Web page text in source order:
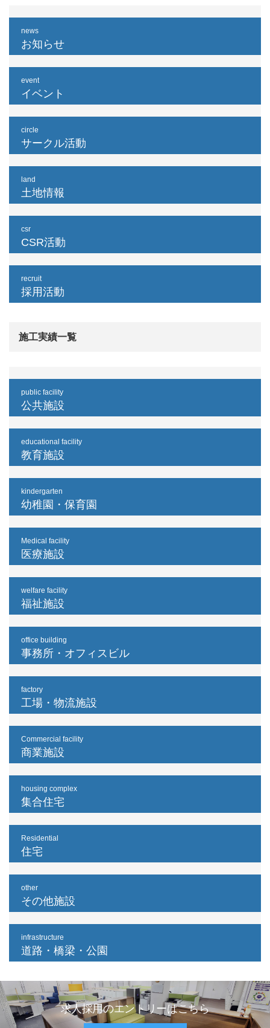
news
お知らせ
event
イベント
circle
サークル活動
land
土地情報
csr
CSR活動
recruit
採用活動
施工実績一覧
public facility
公共施設
educational facility
教育施設
kindergarten
幼稚園・保育園
Medical facility
医療施設
welfare facility
福祉施設
office building
事務所・オフィスビル
factory
工場・物流施設
Commercial facility
商業施設
housing complex
集合住宅
Residential
住宅
other
その他施設
infrastructure
道路・橋梁・公園
求人採用のエントリーはこちら